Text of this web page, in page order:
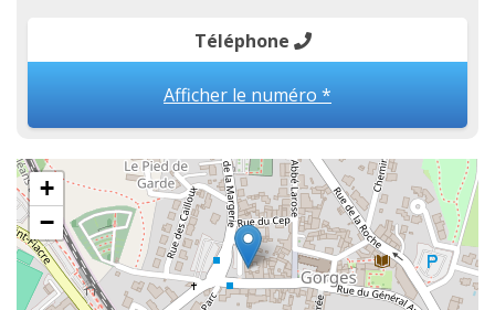
Téléphone
Afficher le numéro *
+
−